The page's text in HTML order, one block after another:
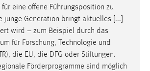
eine offene Führungsposition zu
junge Generation bringt aktuelles [...]
wird – zum Beispiel durch das
für Forschung, Technologie und
die EU, die DFG oder Stiftungen.
Förderprogramme sind möglich